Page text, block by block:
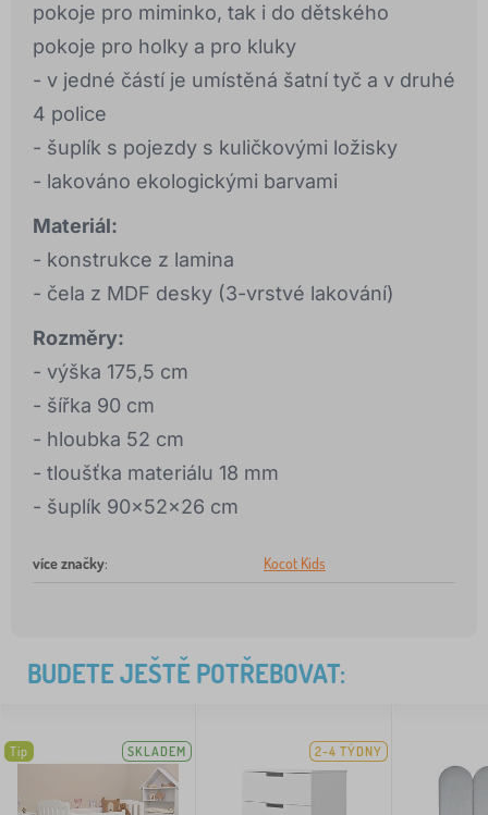
pokoje pro miminko, tak i do dětského
pokoje pro holky a pro kluky
- v jedné částí je umístěná šatní tyč a v druhé
4 police
- šuplík s pojezdy s kuličkovými ložisky
- lakováno ekologickými barvami
Materiál:
- konstrukce z lamina
- čela z MDF desky (3-vrstvé lakování)
Rozměry:
- výška 175,5 cm
- šířka 90 cm
- hloubka 52 cm
- tloušťka materiálu 18 mm
- šuplík 90x52x26 cm
více značky: Kocot Kids
BUDETE JEŠTĚ POTŘEBOVAT:
Tip SKLADEM 2-4 TÝDNY